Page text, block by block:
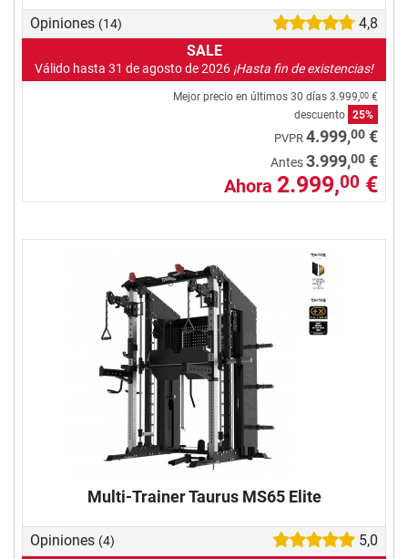
Opiniones (14)
4,8
SALE
Válido hasta 31 de agosto de 2026 ¡Hasta fin de existencias!
Mejor precio en últimos 30 días 3.999,00 €
descuento 25%
PVPR 4.999,00 €
Antes3.999,00 €
Ahora 2.999,00 €
Multi-Trainer Taurus MS65 Elite
Opiniones (4)
5,0